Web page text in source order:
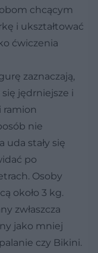
chcącym
i ukształtować
ćwiczenia
zaznaczają,
jędrniejsze i
ramion
nie
uda stały się
po
Osoby
około 3 kg.
zwłaszcza
jako mniej
czy Bikini.